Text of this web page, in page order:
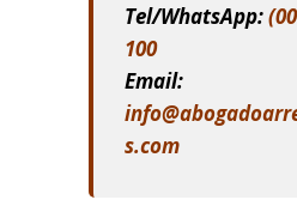
Tel/WhatsApp:
100
Email:
s.com